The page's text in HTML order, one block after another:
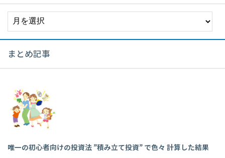
まとめ記事
唯一の初心者向けの投資法 ”積み立て投資” で色々 計算した結果